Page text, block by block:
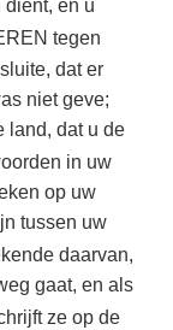
en u
tegen
dat er
niet geve;
land, dat u de
in uw
op uw
tussen uw
daarvan,
gaat, en als
ze op de